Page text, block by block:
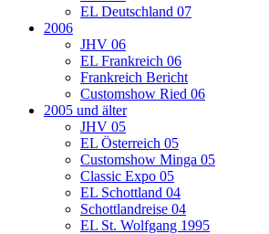
EL Deutschland 07
2006
JHV 06
EL Frankreich 06
Frankreich Bericht
Customshow Ried 06
2005 und älter
JHV 05
EL Österreich 05
Customshow Minga 05
Classic Expo 05
EL Schottland 04
Schottlandreise 04
EL St. Wolfgang 1995